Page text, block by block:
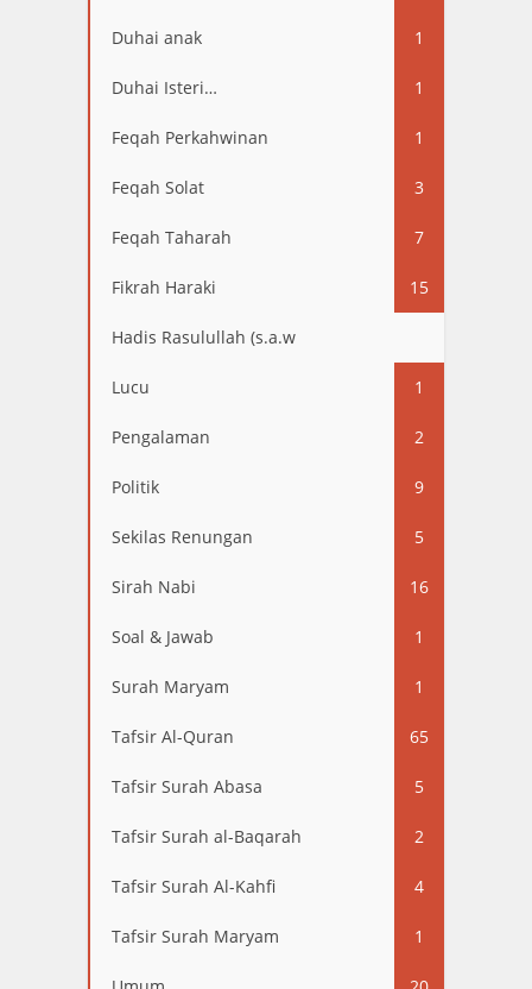
Duhai anak 1
Duhai Isteri… 1
Feqah Perkahwinan 1
Feqah Solat 3
Feqah Taharah 7
Fikrah Haraki 15
Hadis Rasulullah (s.a.w
Lucu 1
Pengalaman 2
Politik 9
Sekilas Renungan 5
Sirah Nabi 16
Soal & Jawab 1
Surah Maryam 1
Tafsir Al-Quran 65
Tafsir Surah Abasa 5
Tafsir Surah al-Baqarah 2
Tafsir Surah Al-Kahfi 4
Tafsir Surah Maryam 1